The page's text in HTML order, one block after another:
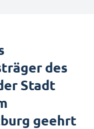
des
Stadt
geehrt